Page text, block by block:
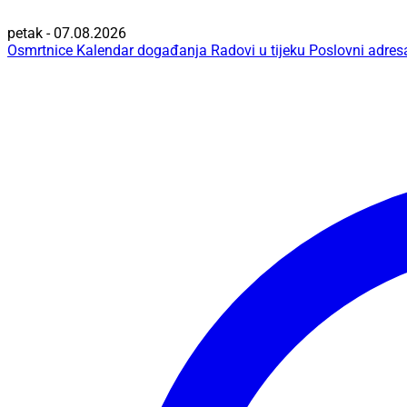
petak - 07.08.2026
Osmrtnice Kalendar događanja Radovi u tijeku Poslovni